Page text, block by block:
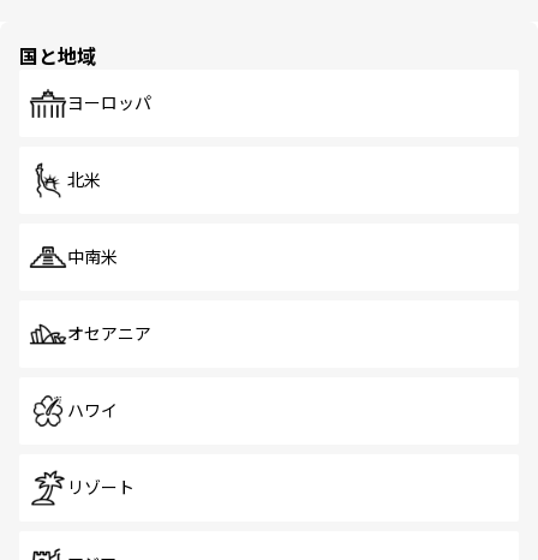
で、ホーカーズは地元の風情を楽しめる外せないスポット
国と地域
ヨーロッパ
北米
中南米
オセアニア
ハワイ
リゾート